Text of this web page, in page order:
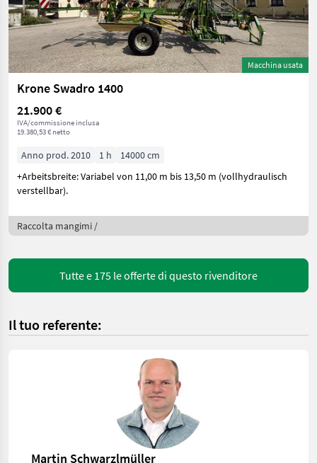
Macchina usata
Krone Swadro 1400
21.900 €
IVA/commissione inclusa
19.380,53 € netto
Anno prod. 2010 1 h
14000 cm
+Arbeitsbreite: Variabel von 11,00 m bis 13,50 m (vollhydraulisch
verstellbar).
Raccolta mangimi /
Tutte e 175 le offerte di questo rivenditore
Il tuo referente:
Martin Schwarzlmüller